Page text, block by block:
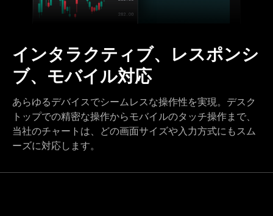
インタラクティブ、レスポンシ
ブ、モバイル対応
あらゆるデバイスでシームレスな操作性を実現。デスク
トップでの精密な操作からモバイルのタッチ操作まで、
当社のチャートは、どの画面サイズや入力方式にもスム
ーズに対応します。